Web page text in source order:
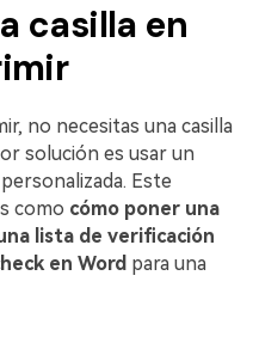
casilla en
no necesitas una casilla
solución es usar un
Este
como cómo poner una
lista de verificación
en Word para una